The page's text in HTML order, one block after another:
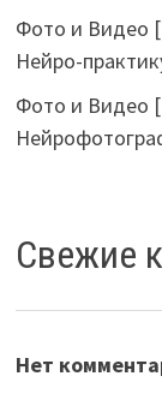
Фото и Видео
Нейро-
Фото и Видео
Свежие
Нет